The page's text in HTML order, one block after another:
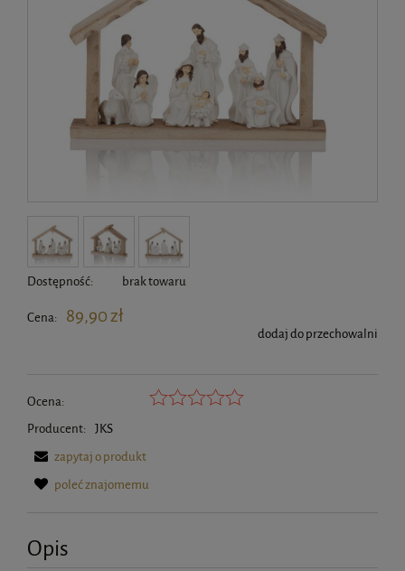
Dostępność: brak towaru
Cena: 89,90 zł
dodaj do przechowalni
Ocena:
Producent: JKS
zapytaj o produkt
poleć znajomemu
Opis